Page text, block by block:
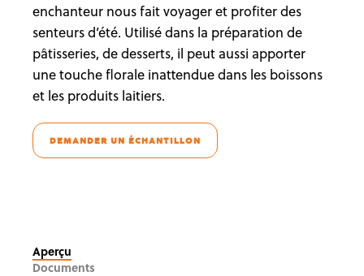
enchanteur nous fait voyager et profiter des
senteurs d’été. Utilisé dans la préparation de
pâtisseries, de desserts, il peut aussi apporter
une touche florale inattendue dans les boissons
et les produits laitiers.
DEMANDER UN ÉCHANTILLON
Aperçu
Documents